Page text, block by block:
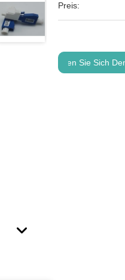
Preis:
Holen Sie Sich